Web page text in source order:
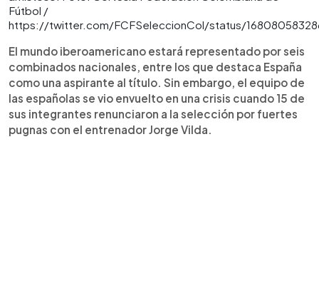
Fútbol /
https://twitter.com/FCFSeleccionCol/status/
El mundo iberoamericano estará representado por seis
combinados nacionales, entre los que destaca España
como una aspirante al título. Sin embargo, el equipo de
las españolas se vio envuelto en una crisis cuando 15 de
sus integrantes renunciaron a la selección por fuertes
pugnas con el entrenador Jorge Vilda.